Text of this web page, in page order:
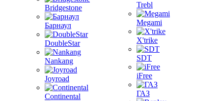
Bridgestone
Барнаул
DoubleStar
Nankang
Joyroad
Continental
Trebl
Megami
X'trike
SDT
iFree
ГАЗ